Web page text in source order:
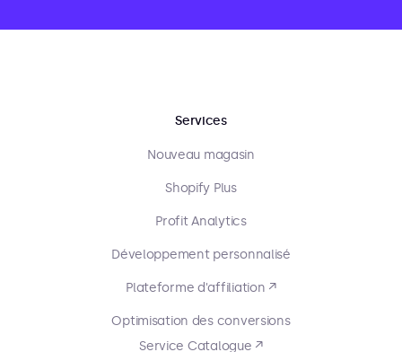
Services
Nouveau magasin
Shopify Plus
Profit Analytics
Développement personnalisé
Plateforme d'affiliation ↗
Optimisation des conversions
Service Catalogue ↗